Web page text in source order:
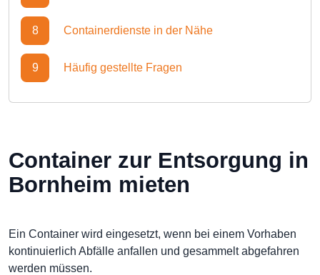
8 Containerdienste in der Nähe
9 Häufig gestellte Fragen
Container zur Entsorgung in
Bornheim mieten
Ein Container wird eingesetzt, wenn bei einem Vorhaben
kontinuierlich Abfälle anfallen und gesammelt abgefahren
werden müssen.